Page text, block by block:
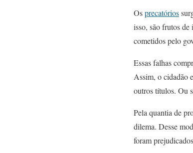
Osprecatórios
isso, são frutos de
cometidos pelo
Essas falhas
Assim, o cidadão
outros títulos. Ou
Pela quantia de
dilema. Desse
foram